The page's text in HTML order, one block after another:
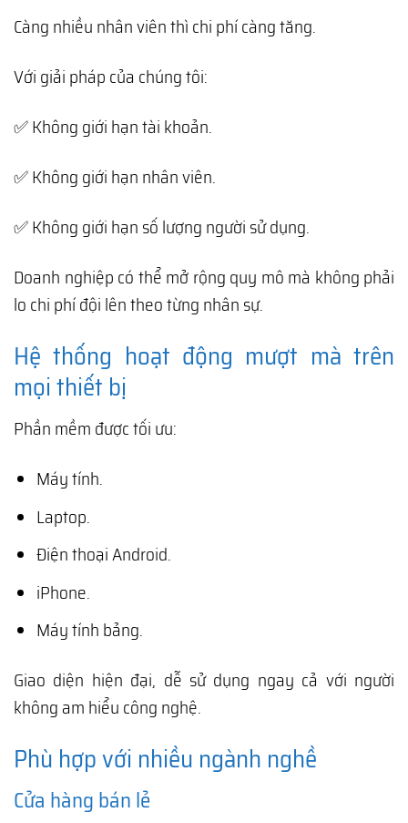
Càng nhiều nhân viên thì chi phí càng tăng.
Với giải pháp của chúng tôi:
✅ Không giới hạn tài khoản.
✅ Không giới hạn nhân viên.
✅ Không giới hạn số lượng người sử dụng.
Doanh nghiệp có thể mở rộng quy mô mà không phải
lo chi phí đội lên theo từng nhân sự.
Hệ thống hoạt động mượt mà trên
mọi thiết bị
Phần mềm được tối ưu:
Máy tính.
Laptop.
Điện thoại Android.
iPhone.
Máy tính bảng.
Giao diện hiện đại, dễ sử dụng ngay cả với người
không am hiểu công nghệ.
Phù hợp với nhiều ngành nghề
Cửa hàng bán lẻ